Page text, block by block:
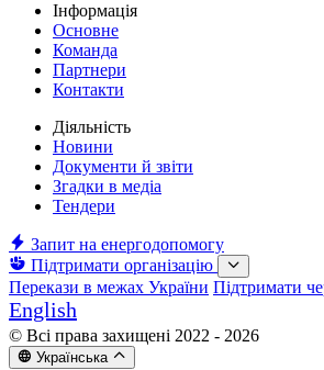
Інформація
Основне
Команда
Партнери
Контакти
Діяльність
Новини
Документи й звіти
Згадки в медіа
Тендери
Запит на енергодопомогу
Підтримати організацію
Перекази в межах України Підтримати
English
© Всі права захищені 2022 - 2026
Українська